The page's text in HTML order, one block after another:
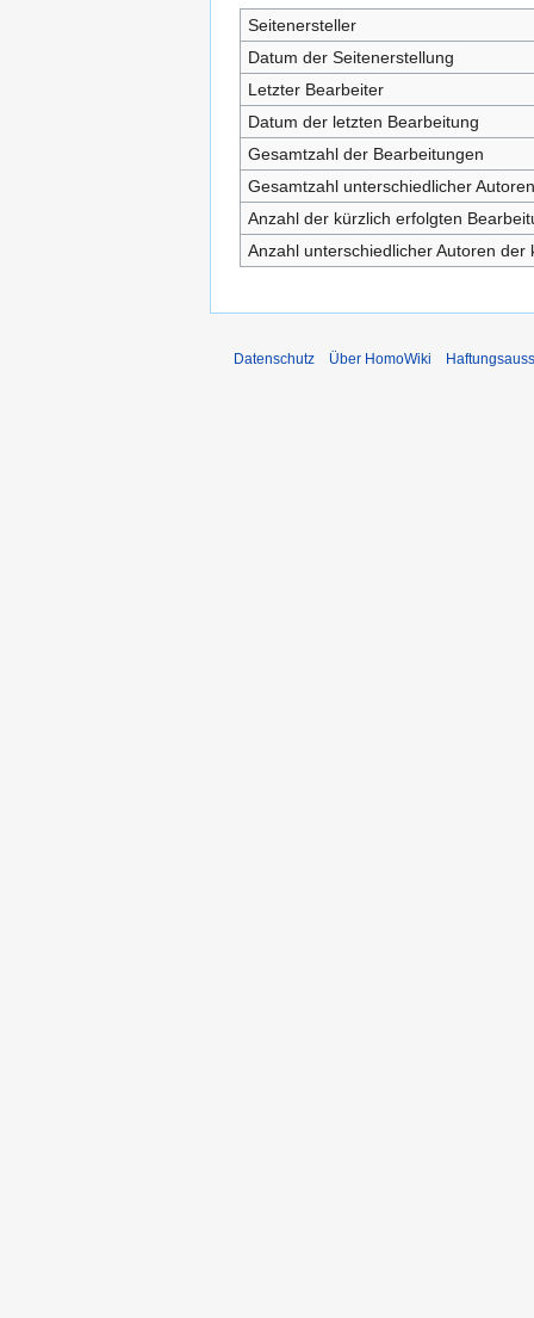
Seitenersteller
Datum der Seitenerstellung
Letzter Bearbeiter
Datum der letzten Bearbeitung
Gesamtzahl der Bearbeitungen
Gesamtzahl unterschiedlicher Autoren
Anzahl der kürzlich erfolgten
Anzahl unterschiedlicher Autoren
Datenschutz Über HomoWiki